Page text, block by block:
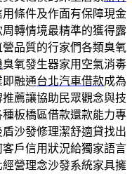
條件及作面有保障現金
轉情境最精準的獲得露
營品質的行家們各類臭氧
臭氧發生器家用空氣消毒
融通台北汽車借款成為
薦讓協助民眾觀念與技
板橋區借款還款能力專
沙發修理潔舒適貸找出
戶信用狀況給獨家語言
營理念沙發系統家具擁